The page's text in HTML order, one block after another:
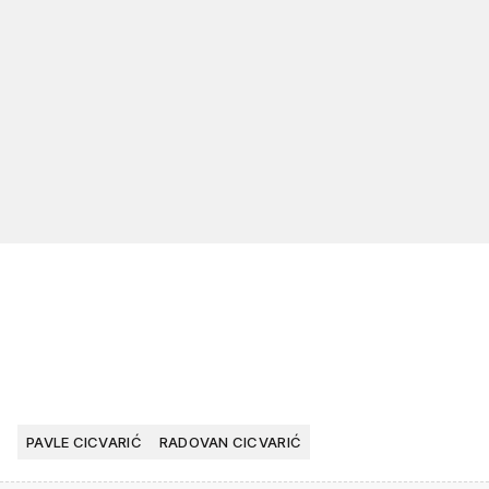
PAVLE CICVARIĆ RADOVAN CICVARIĆ